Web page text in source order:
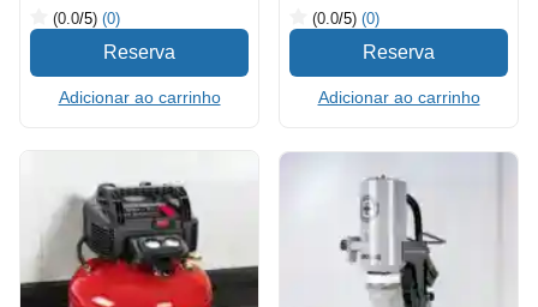
(0.0/5) (0)
Adicionar ao carrinho
(0.0/5) (0)
Adicionar ao carrinho